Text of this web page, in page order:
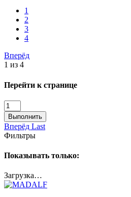
1
2
3
4
Вперёд
1 из 4
Перейти к странице
Выполнить
Вперёд Last
Фильтры
Показывать только:
Загрузка…